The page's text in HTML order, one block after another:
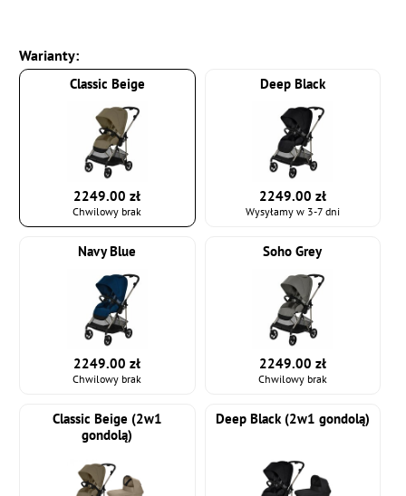
Warianty:
Classic Beige
2249.00 zł
Chwilowy brak
Deep Black
2249.00 zł
Wysyłamy w 3-7 dni
Navy Blue
2249.00 zł
Chwilowy brak
Soho Grey
2249.00 zł
Chwilowy brak
Classic Beige (2w1
gondolą)
Deep Black (2w1 gondolą)